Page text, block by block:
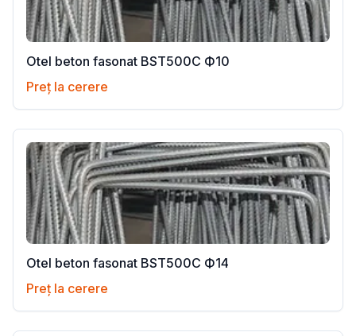
Otel beton fasonat BST500C Ф10
Preț la cerere
Otel beton fasonat BST500C Ф14
Preț la cerere